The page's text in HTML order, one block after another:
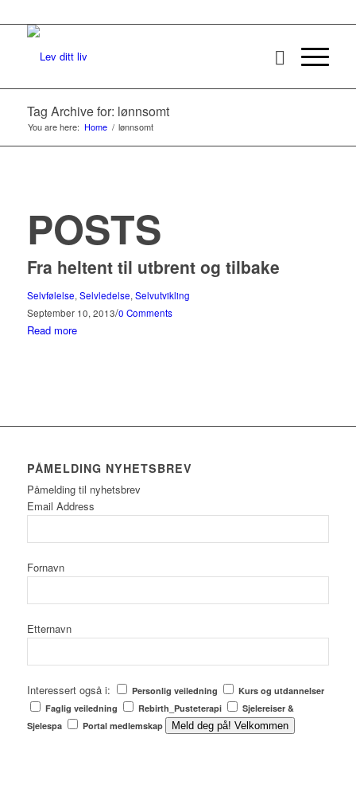
Tag Archive for: lønnsomt
You are here: Home / lønnsomt
POSTS
Fra heltent til utbrent og tilbake
Selvfølelse, Selvledelse, Selvutvikling
September 10, 2013/0 Comments
Read more
PÅMELDING NYHETSBREV
Påmelding til nyhetsbrev
Email Address
Fornavn
Etternavn
Interessert også i: Personlig veiledning
Kurs og utdannelser
Faglig veiledning
Rebirth_Pusteterapi
Sjelereiser &
Sjelespa
Portal medlemskap Meld deg på! Velkommen